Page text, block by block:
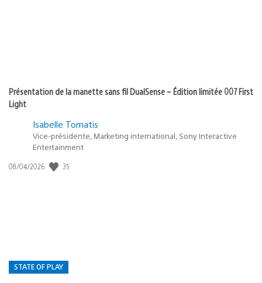
Présentation de la manette sans fil DualSense – Édition limitée 007 First
Light
Isabelle Tomatis
Vice-présidente, Marketing international, Sony Interactive
Entertainment
Date
08/04/2026 35
STATE OF PLAY